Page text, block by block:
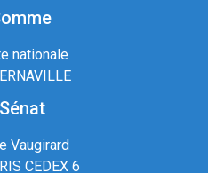
nationale
Vaugirard
CEDEX 6